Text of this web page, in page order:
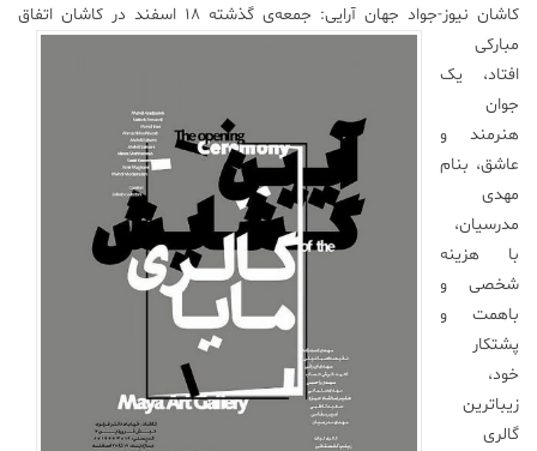
ورزشی
محیط
زیست
علم
و
فناوری
عکس
پادکست
کاشان نیوز-جواد جهان آرایی:
جمعه‌ی گذشته ۱۸ اسفند در کاشان اتفاق
مبارکی
افتاد، یک
جوان
هنرمند و
عاشق، بنام
مهدی
مدرسیان،
با هزینه
شخصی و
باهمت و
پشتکار
خود،
زیباترین
گالری